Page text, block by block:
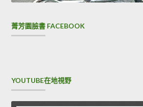
菁芳園臉書 FACEBOOK
YOUTUBE在地視野